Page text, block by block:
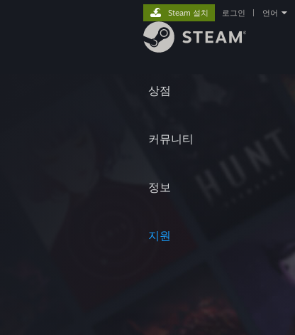
상점
커뮤니티
정보
지원
Steam 설치 로그인 언어